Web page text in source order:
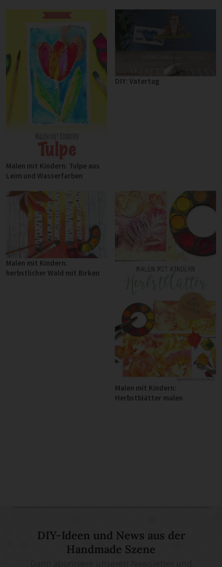
Malen mit Kindern: Tulpe aus
Leim und Wasserfarben
DIY: Vatertag
Malen mit Kindern:
herbstlicher Wald mit Birken
Malen mit Kindern:
Herbstblätter malen
DIY-Ideen und News aus der
Handmade Szene